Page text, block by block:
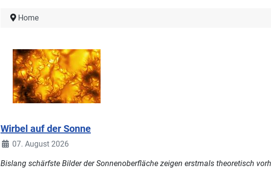
Home
Wirbel auf der Sonne
07. August 2026
Bislang schärfste Bilder der Sonnenoberfläche zeigen erstmals theoretisch